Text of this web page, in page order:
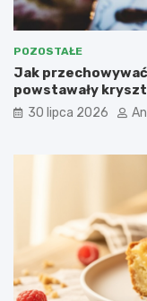
POZOSTAŁE
Jak
powstawały
30 lipca 2026